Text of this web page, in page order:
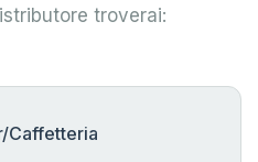
troverai:
Caffetteria